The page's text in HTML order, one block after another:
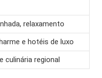
relaxamento
e hotéis de luxo
culinária regional